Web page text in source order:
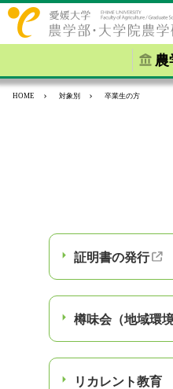
農
HOME 対象別 卒業生の方
証明書の発行
樽味会（地域環
リカレント教育